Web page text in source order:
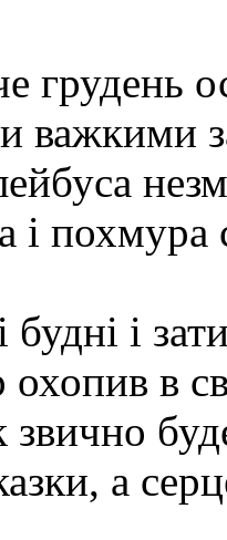
грудень
важкими
похмура
будні і
в
звично
а